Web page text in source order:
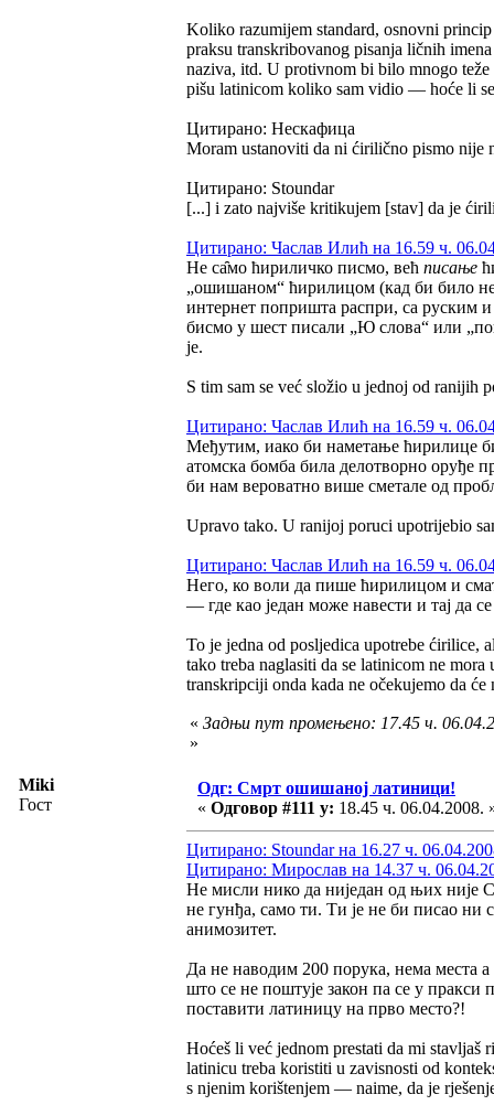
Koliko razumijem standard, osnovni
praksu transkribovanog pisanja ličnih
naziva, itd. U protivnom bi bilo mnogo
pišu latinicom koliko sam vidio — hoće li
Цитирано: Нескафица
Moram ustanoviti da ni ćirilično pismo nije
Цитирано: Stoundar
[...] i zato najviše kritikujem [stav] da je
Цитирано: Часлав Илић на 16.59 ч.
Не са̑мо ћириличко писмо, већ писање
„ошишаном“ ћирилицом (кад би било
интернет попришта распри, са руским
бисмо у шест писали „Ю слова“ или
је.
S tim sam se već složio u jednoj od ranijih
Цитирано: Часлав Илић на 16.59 ч.
Међутим, иако би наметање ћирилице
атомска бомба била делотворно оруђе
би нам вероватно више сметале од
Upravo tako. U ranijoj poruci upotrijebio
Цитирано: Часлав Илић на 16.59 ч.
Него, ко воли да пише ћирилицом и
— где као један може навести и тај
To je jedna od posljedica upotrebe ćirilice,
tako treba naglasiti da se latinicom ne
transkripciji onda kada ne očekujemo da će
« Задњи пут промењено: 17.45 ч.
»
Miki
Гост
Одг: Смрт ошишаној латиници!
« Одговор #111 у: 18.45 ч. 06.04.2008.
Цитирано: Stoundar на 16.27 ч.
Цитирано: Мирослав на 14.37 ч.
Не мисли нико да ниједан од њих није
не гунђа, само ти. Ти је не би писао
анимозитет.
Да не наводим 200 порука, нема места
што се не поштује закон па се у
поставити латиницу на прво место?!
Hoćeš li već jednom prestati da mi stavljaš
latinicu treba koristiti u zavisnosti od
s njenim korištenjem — naime, da je